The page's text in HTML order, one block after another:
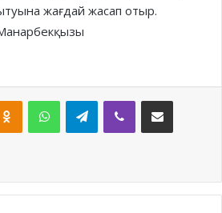
жағдай жасап отыр.
Odnoklassniki
WhatsAppTelegramViber Share via Email